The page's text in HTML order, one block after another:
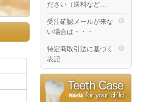
ださい（送料など…
受注確認メールが来な
い場合は・・・
特定商取引法に基づく
表記